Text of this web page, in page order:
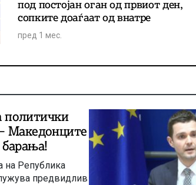
под постојан оган од првиот ден,
сопките доаѓаат од внатре
пред 1 мес.
политички
Македонците
на Република
предвидлив